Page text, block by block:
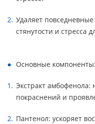
Удаляет повседневные
стянутости и стресса
Основные компоненты:
Экстракт
покраснений и
Пантенол: ускоряет